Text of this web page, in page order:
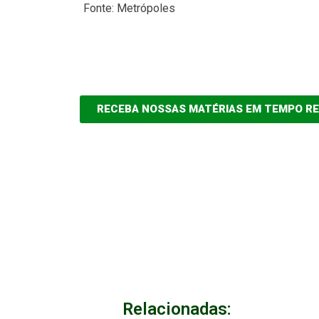
Fonte: Metrópoles
RECEBA NOSSAS MATÉRIAS EM TEMPO
Relacionadas: